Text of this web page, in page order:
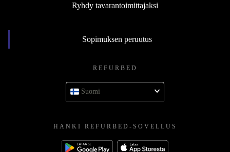
Ryhdy tavarantoimittajaksi
Sopimuksen peruutus
REFURBED
Suomi
HANKI REFURBED-SOVELLUS